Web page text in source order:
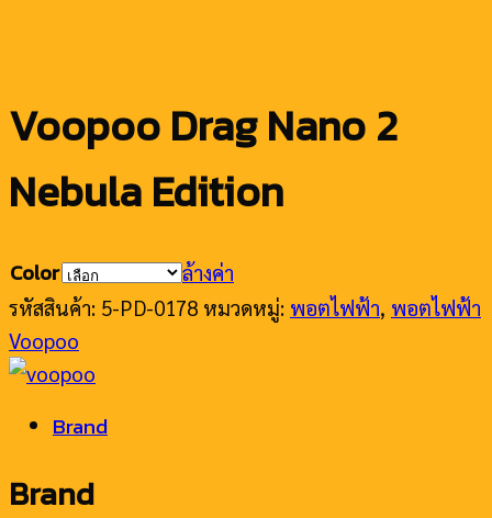
Voopoo Drag Nano 2
Nebula Edition
Color
ล้างค่า
รหัสสินค้า: 5-PD-0178 หมวดหมู่: พอตไฟฟ้า, พอตไฟฟ้า
Voopoo
Brand
Brand